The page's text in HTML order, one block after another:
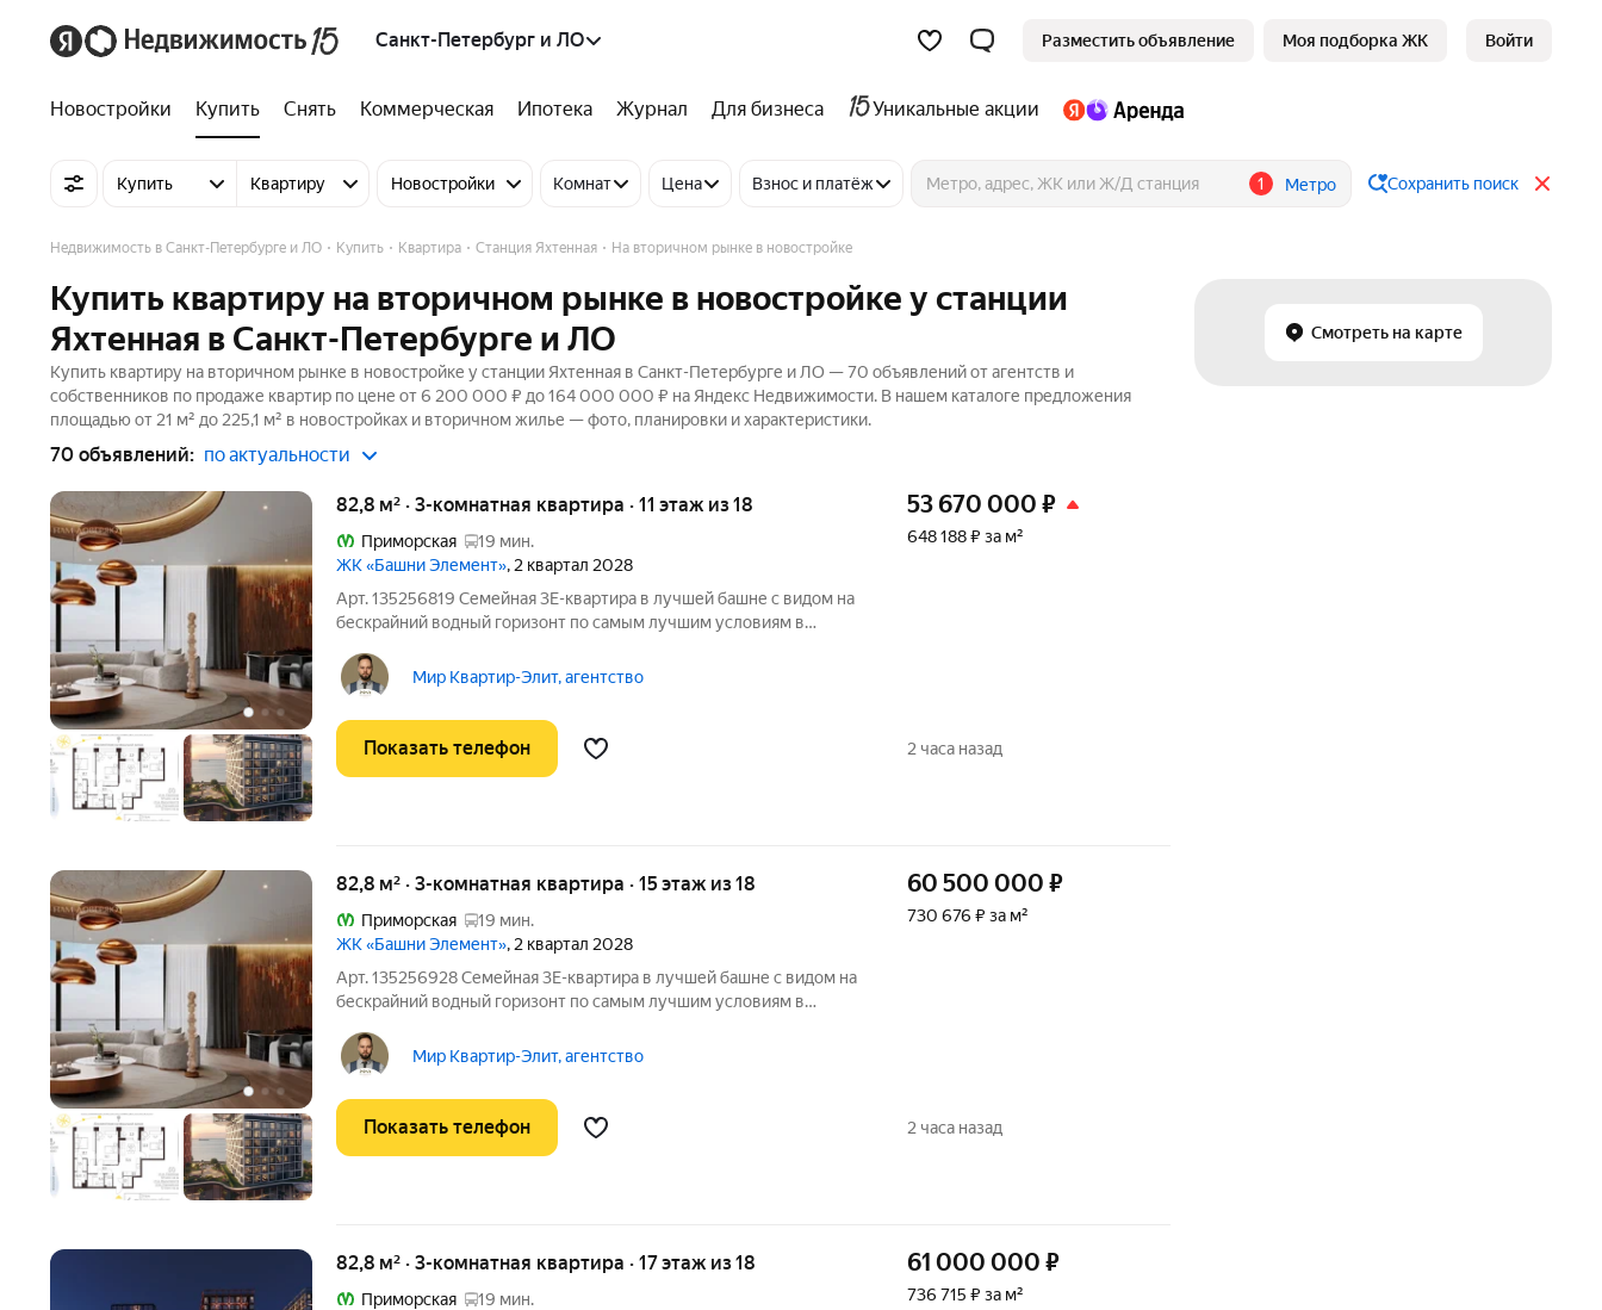
Санкт-Петербург и ЛО Разместить объявление Моя подборка ЖК Войти
Новостройки Купить Снять Коммерческая Ипотека Журнал Для бизнеса Уникальные акции
Купить Квартиру Новостройки Комнат Цена Взнос и платёж 1 Метро Сохранить поиск
Смотреть на карте
Недвижимость в Санкт-Петербурге и ЛО Купить Квартира Станция Яхтенная На вторичном рынке в новостройке
Купить квартиру на вторичном рынке в новостройке у станции
Яхтенная в Санкт-Петербурге и ЛО
Купить квартиру на вторичном рынке в новостройке у станции Яхтенная в Санкт-Петербурге и ЛО — 70 объявлений от агентств и
собственников по продаже квартир по цене от 6 200 000 ₽ до 164 000 000 ₽ на Яндекс Недвижимости. В нашем каталоге предложения
площадью от 21 м² до 225,1 м² в новостройках и вторичном жилье — фото, планировки и характеристики.
70 объявлений: по актуальности
82,8 м² · 3-комнатная квартира · 11 этаж из 18
Приморская
19 мин.
ЖК «Башни Элемент», 2 квартал 2028
Арт. 135256819 Семейная 3Е-квартира в лучшей башне с видом на
бескрайний водный горизонт по самым лучшим условиям в
эффектным небесным мостом до которого вы спускаетесь на
лифте со своего
Мир Квартир-Элит, агентство
53 670 000 ₽
648 188 ₽ за м²
Показать телефон 2 часа назад
82,8 м² · 3-комнатная квартира · 15 этаж из 18
Приморская
19 мин.
ЖК «Башни Элемент», 2 квартал 2028
Арт. 135256928 Семейная 3Е-квартира в лучшей башне с видом на
бескрайний водный горизонт по самым лучшим условиям в
эффектным небесным мостом до которого вы спускаетесь на
лифте со своего
Мир Квартир-Элит, агентство
60 500 000 ₽
730 676 ₽ за м²
Показать телефон 2 часа назад
82,8 м² · 3-комнатная квартира · 17 этаж из 18
Приморская
19 мин.
61 000 000 ₽
736 715 ₽ за м²